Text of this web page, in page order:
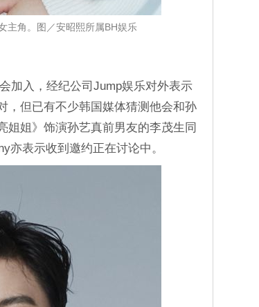
主角。图／安昭熙所属BH娱乐
加入，经纪公司Jump娱乐对外表示
，但已有不少韩国媒体猜测他会和孙
姐姐》饰演孙艺真前男友的李茂生同
亦表示收到邀约正在讨论中。